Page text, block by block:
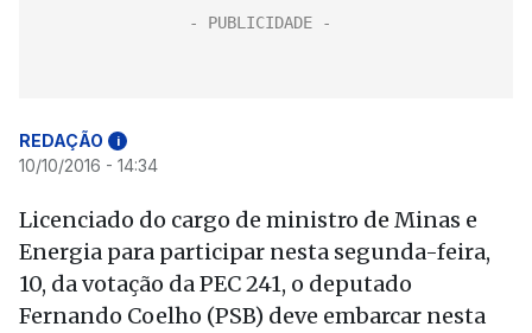
REDAÇÃO i
10/10/2016 - 14:34
Licenciado do cargo de ministro de Minas e
Energia para participar nesta segunda-feira,
10, da votação da PEC 241, o deputado
Fernando Coelho (PSB) deve embarcar nesta